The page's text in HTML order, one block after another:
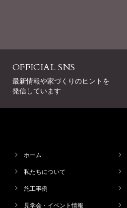
OFFICIAL SNS
最新情報や家づくりのヒントを
発信しています
ホーム
私たちについて
施工事例
見学会・イベント情報